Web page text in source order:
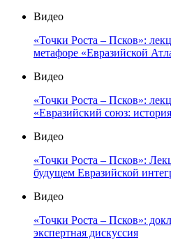
Видео
«Точки Роста – Псков»:
метафоре «Евразийской
Видео
«Точки Роста – Псков»:
«Евразийский союз:
Видео
«Точки Роста – Псков»:
будущем Евразийской
Видео
«Точки Роста – Псков»:
экспертная дискуссия